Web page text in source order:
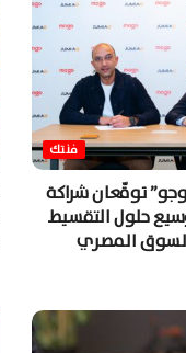
فنتك
توقّعان شراكة
حلول التقسيط
المصري